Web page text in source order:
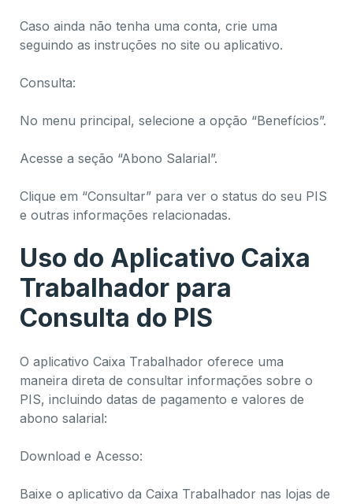
Caso ainda não tenha uma conta, crie uma
seguindo as instruções no site ou aplicativo.
Consulta:
No menu principal, selecione a opção “Benefícios”.
Acesse a seção “Abono Salarial”.
Clique em “Consultar” para ver o status do seu PIS
e outras informações relacionadas.
Uso do Aplicativo Caixa
Trabalhador para
Consulta do PIS
O aplicativo Caixa Trabalhador oferece uma
maneira direta de consultar informações sobre o
PIS, incluindo datas de pagamento e valores de
abono salarial:
Download e Acesso:
Baixe o aplicativo da Caixa Trabalhador nas lojas de